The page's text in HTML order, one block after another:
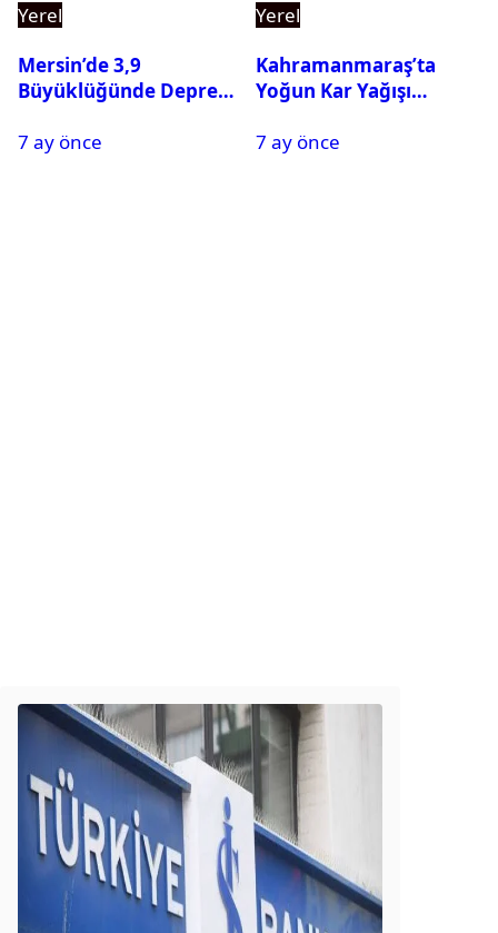
Yerel
Mersin’de 3,9
Büyüklüğünde Deprem
7 ay önce
Yerel
Kahramanmaraş’ta
Yoğun Kar Yağışı
Tatil
7 ay önce